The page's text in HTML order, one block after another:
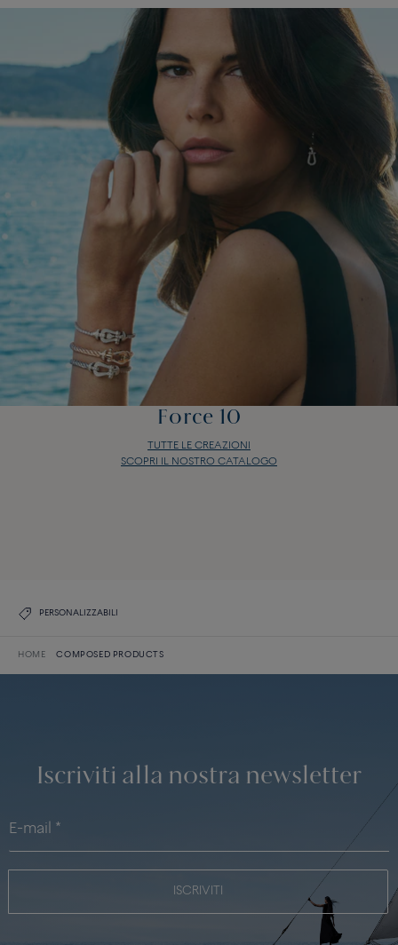
Force 10
TUTTE LE CREAZIONI
SCOPRI IL NOSTRO CATALOGO
PERSONALIZZABILI
HOME COMPOSED PRODUCTS
Iscriviti alla nostra newsletter
ISCRIVITI